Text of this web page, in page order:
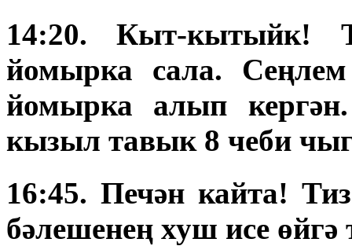
14:20. Кыт-кытыйк!
йомырка сала.
йомырка алып
кызыл тавык 8 чеби
16:45. Печән кайта!
бәлешенең хуш исе